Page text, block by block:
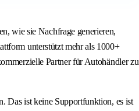
wie sie Nachfrage generieren,
unterstützt mehr als 1000+
Partner für Autohändler zu
Das ist keine Supportfunktion, es ist